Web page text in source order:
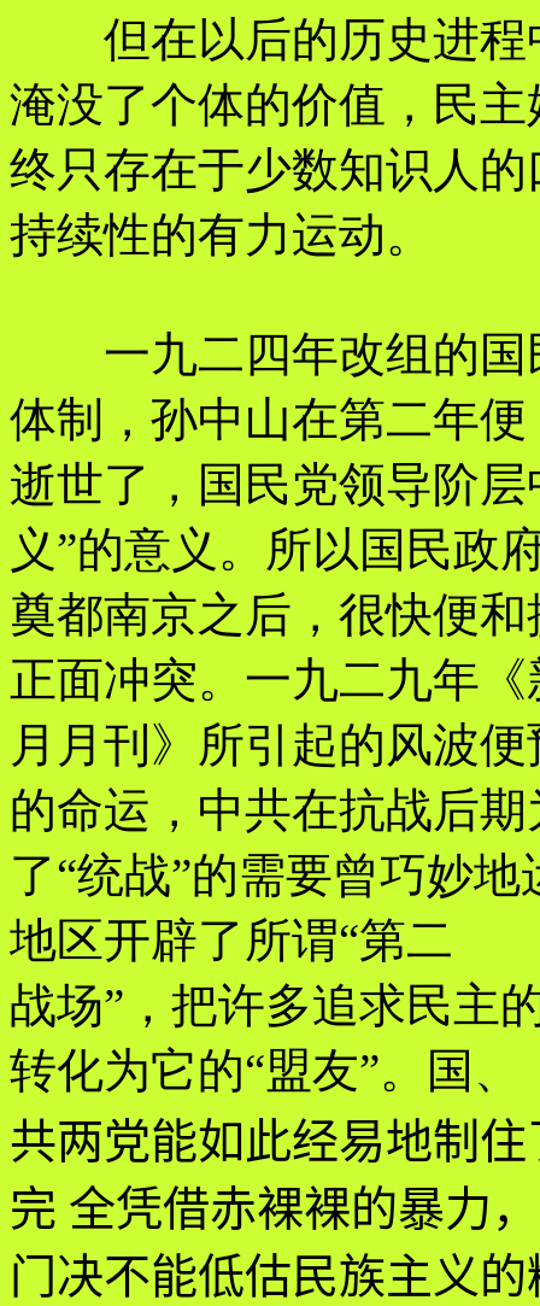
但在以后的历史进程
淹没了个体的价值，民主
终只存在于少数知识人
持续性的有力运动。
一九二四年改组的国
体制，孙中山在第二年便
逝世了，国民党领导阶
义”的意义。所以国民政
奠都南京之后，很快便
正面冲突。一九二九年《
月月刊》所引起的风波
的命运，中共在抗战后期
了“统战”的需要曾巧妙
地区开辟了所谓“第二
战场”，把许多追求民主
转化为它的“盟友”。国、
共两党能如此经易地制
完 全凭借赤裸裸的暴力
门决不能低估民族主义